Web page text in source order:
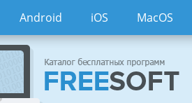
Android iOS MacOS